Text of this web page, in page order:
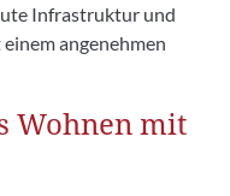
Infrastruktur und
angenehmen
Wohnen mit